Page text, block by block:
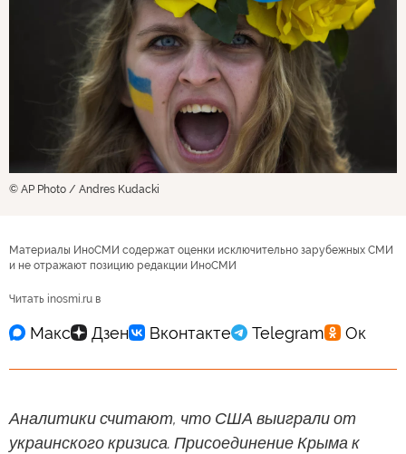
© AP Photo / Andres Kudacki
Материалы ИноСМИ содержат оценки исключительно зарубежных СМИ
и не отражают позицию редакции ИноСМИ
Читать inosmi.ru в
Аналитики считают, что США выиграли от
украинского кризиса. Присоединение Крыма к